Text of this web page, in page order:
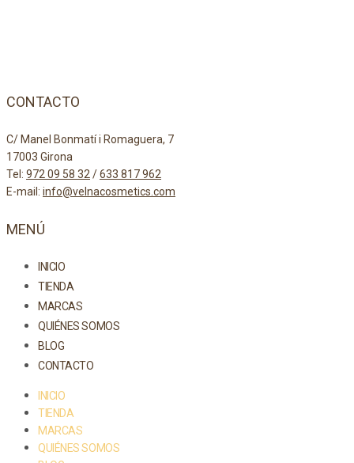
CONTACTO
C/ Manel Bonmatí i Romaguera, 7
17003 Girona
Tel: 972 09 58 32/633 817 962
E-mail: info@velnacosmetics.com
MENÚ
INICIO
TIENDA
MARCAS
QUIÉNES SOMOS
BLOG
CONTACTO
INICIO
TIENDA
MARCAS
QUIÉNES SOMOS